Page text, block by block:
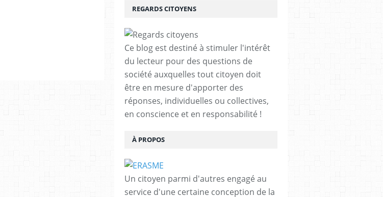
REGARDS CITOYENS
Ce blog est destiné à stimuler l'intérêt
du lecteur pour des questions de
société auxquelles tout citoyen doit
être en mesure d'apporter des
réponses, individuelles ou collectives,
en conscience et en responsabilité !
À PROPOS
Un citoyen parmi d'autres engagé au
service d'une certaine conception de la